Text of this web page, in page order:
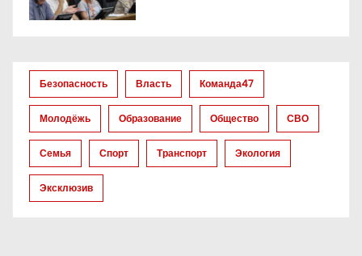
п
Безопасность Власть Команда47
Молодёжь Образование Общество СВО
Семья Спорт Транспорт Экология
Эксклюзив